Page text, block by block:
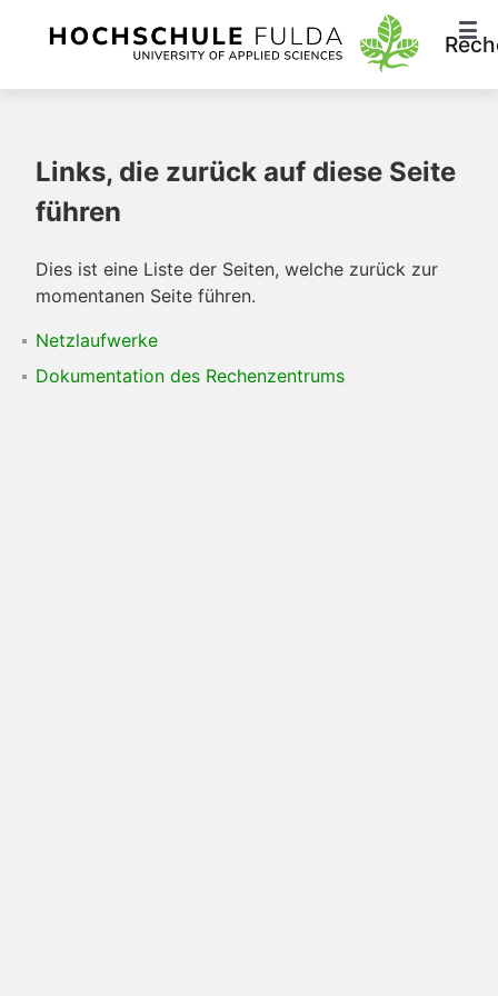
Links, die zurück auf diese Seite
führen
Dies ist eine Liste der Seiten, welche zurück zur
momentanen Seite führen.
Netzlaufwerke
Dokumentation des Rechenzentrums